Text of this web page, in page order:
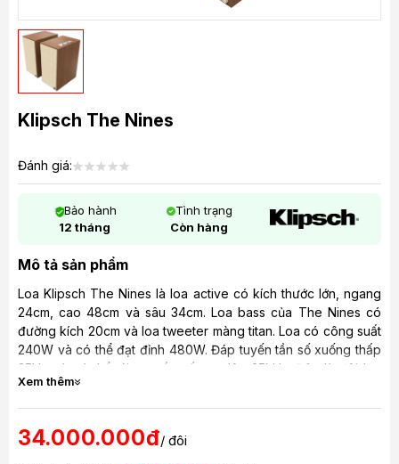
Klipsch The Nines
Đánh giá:
Bảo hành
12 tháng
Tình trạng
Còn hàng
Mô tả sản phẩm
Loa Klipsch The Nines là loa active có kích thước lớn, ngang
24cm, cao 48cm và sâu 34cm. Loa bass của The Nines có
đường kích 20cm và loa tweeter màng titan. Loa có công suất
240W và có thể đạt đỉnh 480W. Đáp tuyến tần số xuống thấp
35Hz và có thể tái tạo tần số cao lên 25kHz. Đây là đôi loa
active lớn nhất mà klipsch sản xuất đến nay, đáp ứng cho
phòng lớn và đạt độ trình diễn chất lượng cao nhất.
Xem thêm
34.000.000đ/ đôi